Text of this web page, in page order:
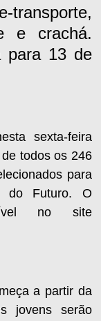
e crachá.
para 13 de
sexta-feira
todos os 246
para
do Futuro. O
no site
a partir da
jovens serão